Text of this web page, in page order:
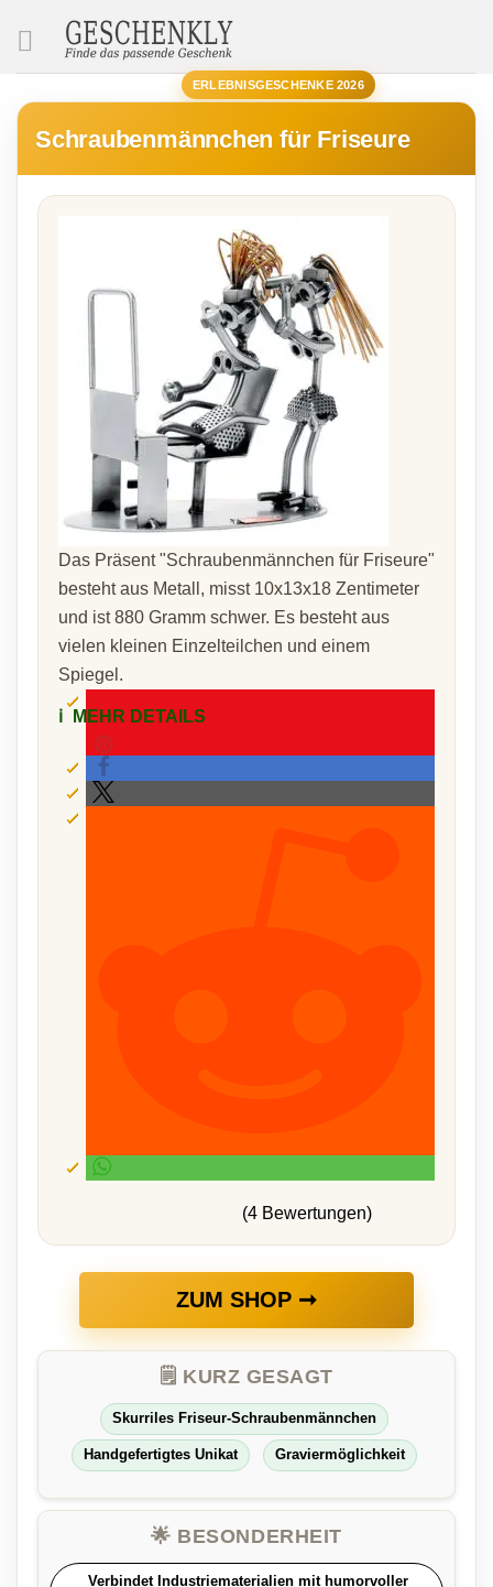
ERLEBNISGESCHENKE 2026
Schraubenmännchen für Friseure
Das Präsent "Schraubenmännchen für Friseure"
besteht aus Metall, misst 10x13x18 Zentimeter
und ist 880 Gramm schwer. Es besteht aus
vielen kleinen Einzelteilchen und einem
Spiegel.
ℹ️ MEHR DETAILS
(4 Bewertungen)
ZUM SHOP ➞
🗒️ KURZ GESAGT
Skurriles Friseur-Schraubenmännchen
Handgefertigtes Unikat Graviermöglichkeit
🌟 BESONDERHEIT
Verbindet Industriematerialien mit humorvoller